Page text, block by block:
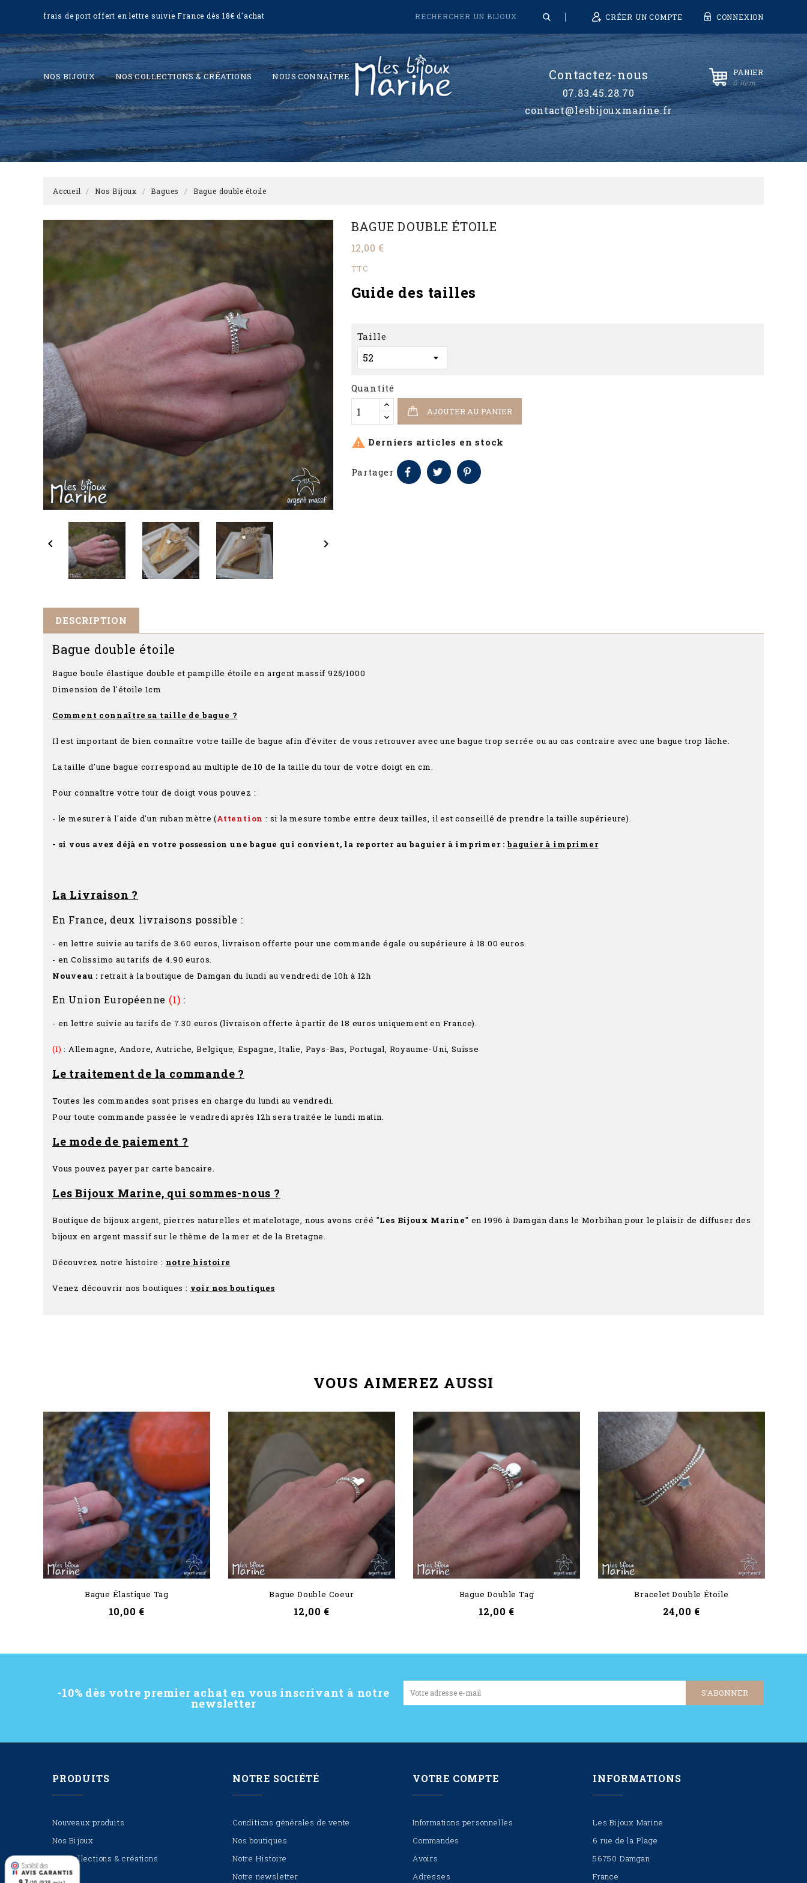
frais de port offert en lettre suivie France dès 18€ d'achat CRÉER UN COMPTE CONNEXION
PANIER
0 item
Contactez-nous
07.83.45.28.70
contact@lesbijouxmarine.fr
NOS BIJOUX NOS COLLECTIONS & CRÉATIONS NOUS CONNAÎTRE
Accueil Nos Bijoux Bagues Bague double étoile
 
BAGUE DOUBLE ÉTOILE
12,00 €
TTC
Guide des tailles
Taille
Quantité
AJOUTER AU PANIER
 Derniers articles en stock
Partager
DESCRIPTION
Bague double étoile
Bague boule élastique double et pampille étoile en argent massif 925/1000
Dimension de l'étoile 1cm
Comment connaître sa taille de bague ?
Il est important de bien connaître votre taille de bague afin d'éviter de vous retrouver avec une bague trop serrée ou au cas contraire avec une bague trop lâche.
La taille d'une bague correspond au multiple de 10 de la taille du tour de votre doigt en cm.
Pour connaître votre tour de doigt vous pouvez :
- le mesurer à l'aide d'un ruban mètre (Attention : si la mesure tombe entre deux tailles, il est conseillé de prendre la taille supérieure).
- si vous avez déjà en votre possession une bague qui convient, la reporter au baguier à imprimer : baguier à imprimer
La Livraison ?
En France, deux livraisons possible :
- en lettre suivie au tarifs de 3.60 euros, livraison offerte pour une commande égale ou supérieure à 18.00 euros.
- en Colissimo au tarifs de 4.90 euros.
Nouveau : retrait à la boutique de Damgan du lundi au vendredi de 10h à 12h
En Union Européenne (1) :
- en lettre suivie au tarifs de 7.30 euros (livraison offerte à partir de 18 euros uniquement en France).
(1) : Allemagne, Andore, Autriche, Belgique, Espagne, Italie, Pays-Bas, Portugal, Royaume-Uni, Suisse
Le traitement de la commande ?
Toutes les commandes sont prises en charge du lundi au vendredi.
Pour toute commande passée le vendredi après 12h sera traitée le lundi matin.
Le mode de paiement ?
Vous pouvez payer par carte bancaire.
Les Bijoux Marine, qui sommes-nous ?
Boutique de bijoux argent, pierres naturelles et matelotage, nous avons créé "Les Bijoux Marine" en 1996 à Damgan dans le Morbihan pour le plaisir de diffuser des
bijoux en argent massif sur le thème de la mer et de la Bretagne.
Découvrez notre histoire : notre histoire
Venez découvrir nos boutiques : voir nos boutiques
VOUS AIMEREZ AUSSI
Bague Élastique Tag
Prix
10,00 €
Bague Double Coeur
Prix
12,00 €
Bague Double Tag
Prix
12,00 €
Bracelet Double Étoile
Prix
24,00 €
-10% dès votre premier achat en vous inscrivant à notre
newsletter
PRODUITS
Nouveaux produits
Nos Bijoux
Nos collections & créations
NOTRE SOCIÉTÉ
Conditions générales de vente
Nos boutiques
Notre Histoire
Notre newsletter
VOTRE COMPTE
Informations personnelles
Commandes
Avoirs
Adresses
INFORMATIONS
Les Bijoux Marine
6 rue de la Plage
56750 Damgan
France